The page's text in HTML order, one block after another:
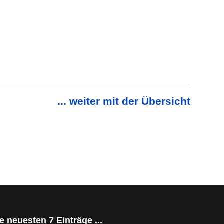
... weiter mit der Übersicht
neuesten 7 Einträge ...